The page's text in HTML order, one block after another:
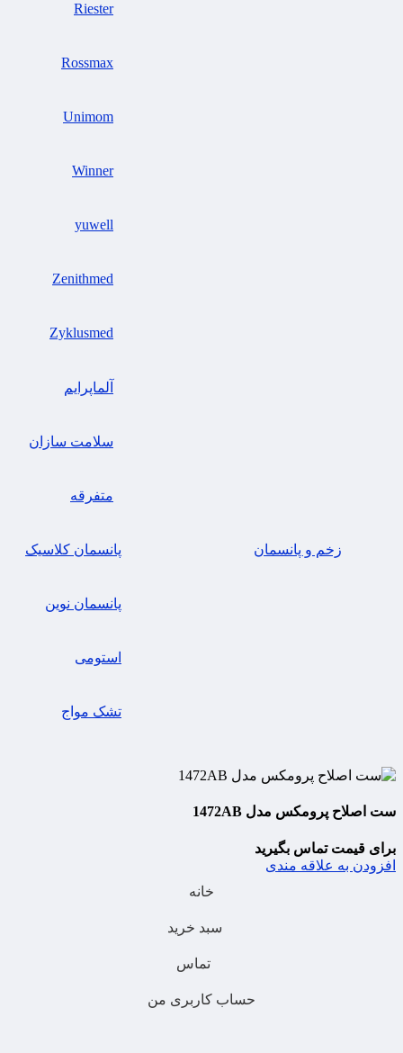
Riester
Rossmax
Unimom
Winner
yuwell
Zenithmed
Zyklusmed
آلماپرایم
سلامت سازان
متفرقه
زخم و پانسمان پانسمان کلاسیک
پانسمان نوین
استومی
تشک مواج
ست اصلاح پرومکس مدل 1472AB
برای قیمت تماس بگیرید
افزودن به علاقه مندی
خانه
سبد خرید
تماس
حساب کاربری من